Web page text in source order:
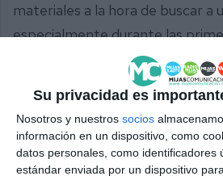
Su privacidad es
Nosotros y nuestros socios
información en un dispositivo, como
datos personales, como identificadores
estándar enviada por un dispositivo
materiales a la hora de buscar a
especialmente durante las
desaparición. En este sentido,
desarrollo de un protocolo de
ambicioso por parte del
coordinación con los Cuerpos y
Seguridad, “y que podamos